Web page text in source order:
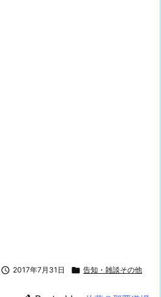
 2017年7月31日  告知・雑談その他